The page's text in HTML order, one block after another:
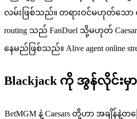
လမ်းဖြစ်သည်။ တရားဝင်မဟုတ်သော
routing သည် FanDuel သို့မဟုတ်
နေမည်ဖြစ်သည်။ Alive agent
Blackjack ကို အွန်လိုင်း
BetMGM နဲ့ Caesars တို့ဟာ အခ